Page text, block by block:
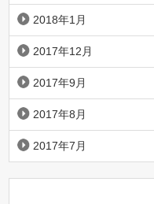
2018年1月
2017年12月
2017年9月
2017年8月
2017年7月